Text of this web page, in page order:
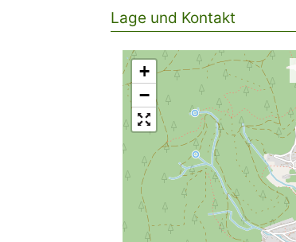
Lage und Kontakt
+
−